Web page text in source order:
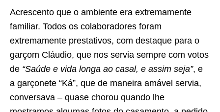
Acrescento que o ambiente era extremamente
familiar. Todos os colaboradores foram
extremamente prestativos, com destaque para o
garçom Cláudio, que nos servia sempre com votos
de “Saúde e vida longa ao casal, e assim seja”, e
a garçonete “Ká”, que de maneira amável servia,
conversava – quase chorou quando lhe